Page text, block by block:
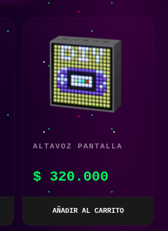
ALTAVOZ PANTALLA
TIMEBOX EVO
$ 320.000
AÑADIR AL CARRITO